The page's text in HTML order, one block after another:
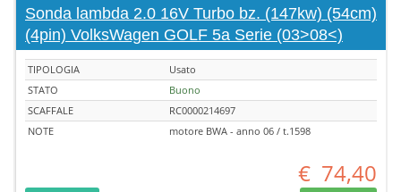
Sonda lambda 2.0 16V Turbo bz. (147kw) (54cm)
(4pin) VolksWagen GOLF 5a Serie (03>08<)
TIPOLOGIA
Usato
STATO
Buono
SCAFFALE
RC0000214697
NOTE
motore BWA - anno 06 / t.1598
€ 74,40